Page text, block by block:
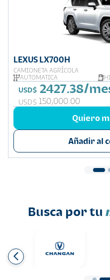
LEXUS LX700H
CAMIONETA AGRÍCOLA
AUTOMATICA
USD$ 2427.38/
USD$ 150,000.00
Quiero
Añadir al
Busca por tu